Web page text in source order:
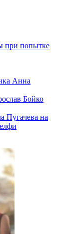
при попытке
Анна
Бойко
Пугачева на